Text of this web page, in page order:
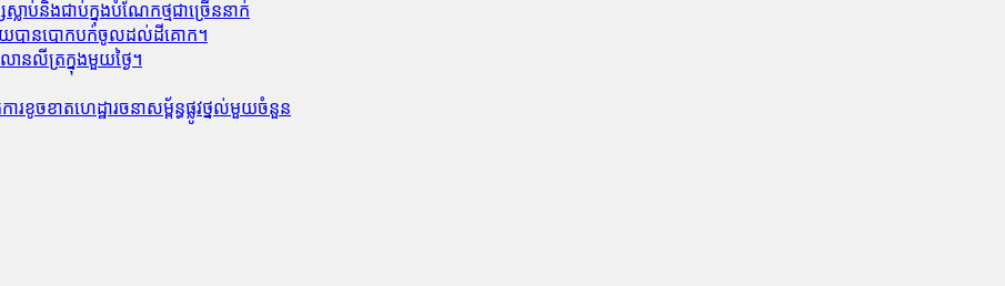
លាប់​និង​ជាប់ក្នុងបំណែកថ្មជាច្រើននាក់
មួយបានបោកបក់ចូលដល់ដីគោក។
ានលីត្រក្នុងមួយថ្ងៃ។
ខាត​ហេដ្ឋារចនាសម្ព័ន្ធ​ផ្លូវថ្នល់​មួយ​ចំនួន